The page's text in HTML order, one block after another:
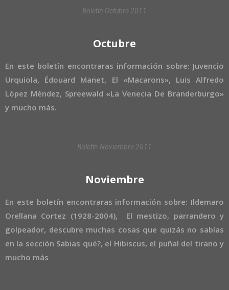
Boletín Octubre 2011
Octubre
En este boletín encontraras información sobre: Juvencio
Urquiola, Édouard Manet, El «Macarons», Luis Alfredo
López Méndez, Spreewald «La Venecia De Branderburgo»
y mucho más.
Boletín Noviembre 2011
Noviembre
En este boletín encontraras información sobre: Ildemaro
Orellana Cortez (1928-2004), El mestizo, parrandero y
golpeador, descubre muchas cosas que quizás no sabías
en la sección Sabias qué?, el Hibiscus, el puñal del tirano y
mucho más